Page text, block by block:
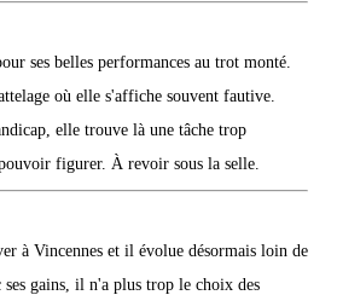
ses belles performances au trot monté.
où elle s'affiche souvent fautive.
elle trouve là une tâche trop
figurer. À revoir sous la selle.
à Vincennes et il évolue désormais loin de
gains, il n'a plus trop le choix des